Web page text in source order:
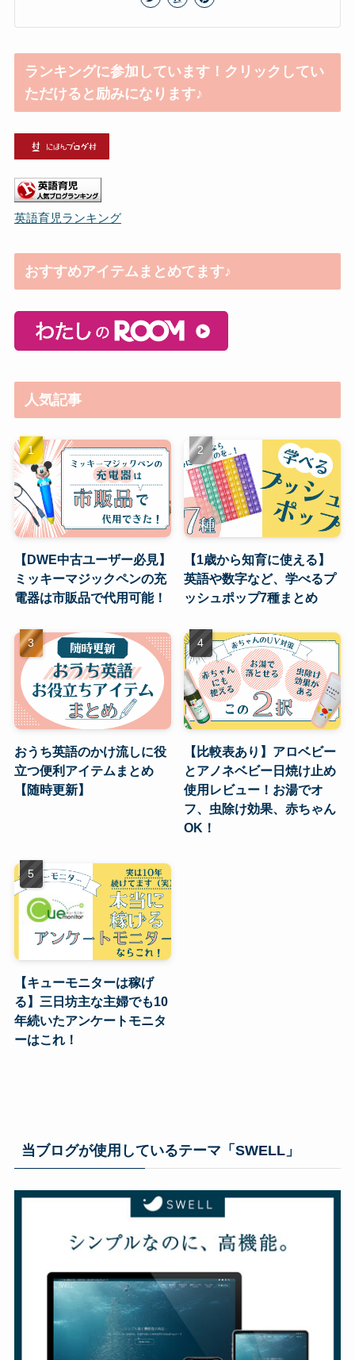
ランキングに参加しています！クリックしてい
ただけると励みになります♪
英語育児ランキング
おすすめアイテムまとめてます♪
人気記事
【DWE中古ユーザー必見】
ミッキーマジックペンの充
電器は市販品で代用可能！
【1歳から知育に使える】
英語や数字など、学べるプ
ッシュポップ7種まとめ
おうち英語のかけ流しに役
立つ便利アイテムまとめ
【随時更新】
【比較表あり】アロベビー
とアノネベビー日焼け止め
使用レビュー！お湯でオ
フ、虫除け効果、赤ちゃん
OK！
【キューモニターは稼げ
る】三日坊主な主婦でも10
年続いたアンケートモニタ
ーはこれ！
当ブログが使用しているテーマ「SWELL」